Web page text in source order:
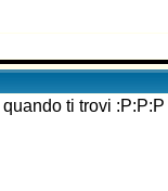
ti trovi :P:P:P